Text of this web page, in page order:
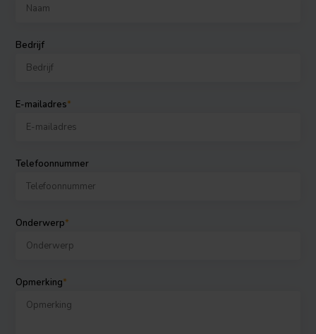
Bedrijf
E-mailadres*
Telefoonnummer
Onderwerp*
Opmerking*